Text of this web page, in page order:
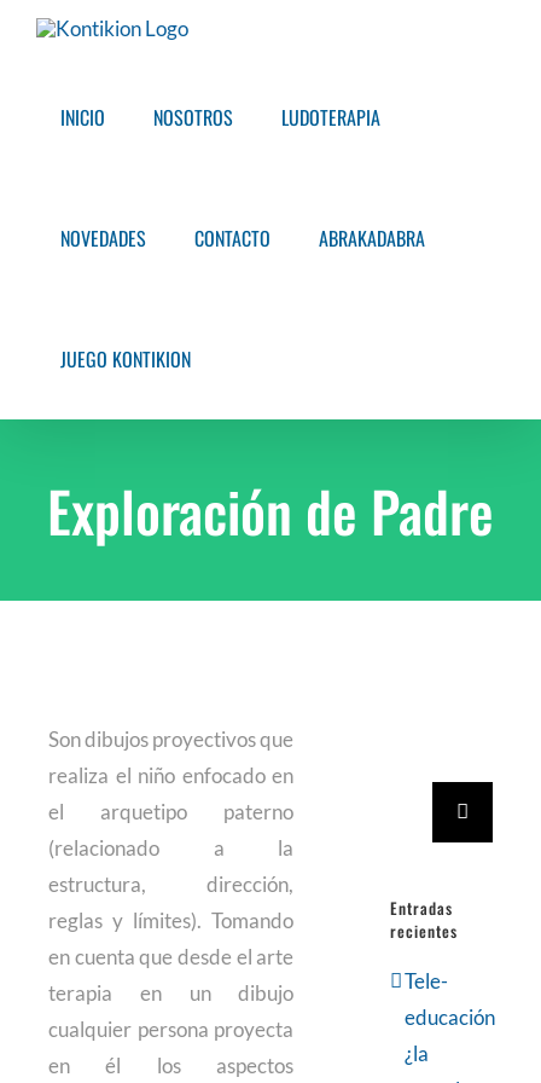
Saltar
INICIO NOSOTROS LUDOTERAPIA
NOVEDADES CONTACTO ABRAKADABRA
JUEGO KONTIKION
Exploración de Padre
Son dibujos proyectivos que
realiza el niño enfocado en
el arquetipo paterno
(relacionado a la
estructura, dirección,
reglas y límites). Tomando
en cuenta que desde el arte
terapia en un dibujo
cualquier persona proyecta
en él los aspectos
Entradas
recientes
Tele-
educación
¿la